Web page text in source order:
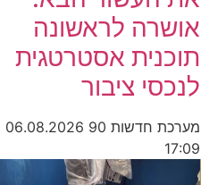
אושרה לראשונה
תוכנית אסטרטגית
לנכסי ציבור
מערכת חדשות 90
06.08.2026
17:09